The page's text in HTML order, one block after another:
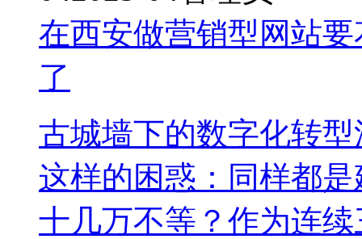
在西安做营销型网站
了
古城墙下的数字化转
这样的困惑：同样都
十几万不等？作为连